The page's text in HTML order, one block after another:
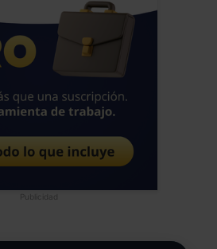
muy poco, mas de lo
hablar de ello sin
ocurrir con tantos
Saludos alegres
de Sevilla
Pulido
Publicidad